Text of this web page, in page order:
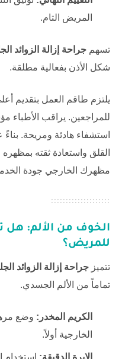
المريض التام.
تسهم جراحة إزالة الزوائد
شكل الأذن بفعالية مطلقة.
يلتزم طاقم العمل بتقديم
للمراجعين. يراقب الأطباء
استشفاء هادئة ومريحة.
القلق واستعادة ثقته
مظهرك الخارجي جودة
الخوف من الألم: هل
للمريض؟
تتميز جراحة إزالة الزوائد
تماماً من الألم الجسدي.
الكريم المخدر: وضع
الخارجية أولاً.
الإبرة الدقيقة: استخدام